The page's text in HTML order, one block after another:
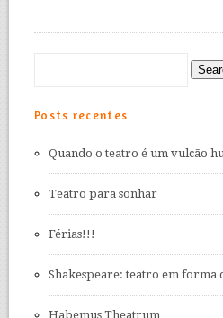
Posts recentes
Quando o teatro é um vulcão
Teatro para sonhar
Férias!!!
Shakespeare: teatro em forma
Habemus Theatrum